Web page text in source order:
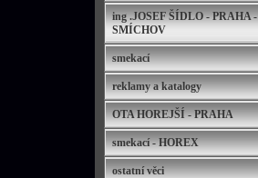
ing .JOSEF ŠÍDLO - PRAHA -
SMÍCHOV
smekací
reklamy a katalogy
OTA HOREJŠÍ - PRAHA
smekací - HOREX
ostatní věci